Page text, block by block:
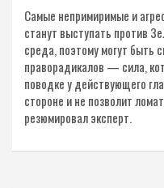
Самые непримиримые и
станут выступать против
среда, поэтому могут быть
праворадикалов — сила,
поводке у действующего
стороне и не позволит
резюмировал эксперт.